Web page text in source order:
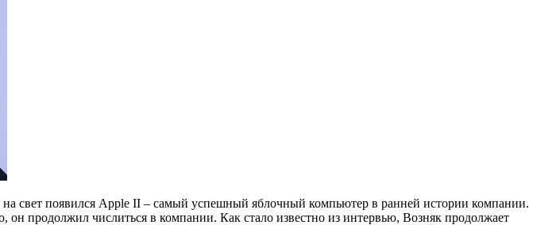
свет появился Apple II – самый успешный яблочный компьютер в ранней истории компании.
продолжил числиться в компании. Как стало известно из интервью, Возняк продолжает